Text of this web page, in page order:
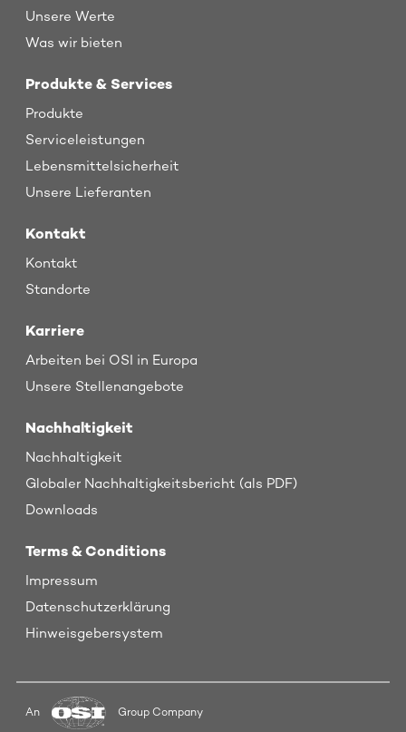
Unsere Werte
Was wir bieten
Produkte & Services
Produkte
Serviceleistungen
Lebensmittelsicherheit
Unsere Lieferanten
Kontakt
Kontakt
Standorte
Karriere
Arbeiten bei OSI in Europa
Unsere Stellenangebote
Nachhaltigkeit
Nachhaltigkeit
Globaler Nachhaltigkeitsbericht (als PDF)
Downloads
Terms & Conditions
Impressum
Datenschutzerklärung
Hinweisgebersystem
An Group Company